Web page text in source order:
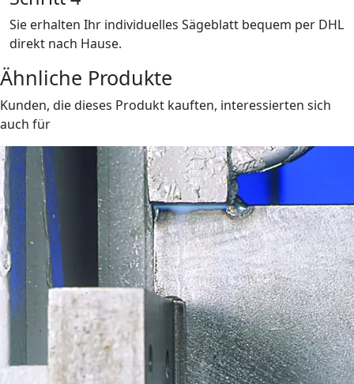
Sie erhalten Ihr individuelles Sägeblatt bequem per DHL
direkt nach Hause.
Ähnliche Produkte
Kunden, die dieses Produkt kauften, interessierten sich
auch für